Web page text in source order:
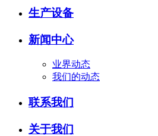
生产设备
新闻中心
业界动态
我们的动态
联系我们
关于我们